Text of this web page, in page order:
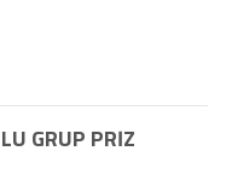
GRUP PRİZ